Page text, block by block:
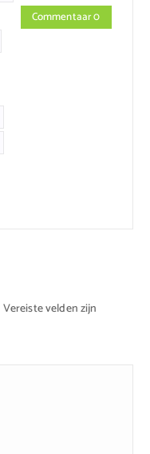
Commentaar 0
Vereiste velden zijn